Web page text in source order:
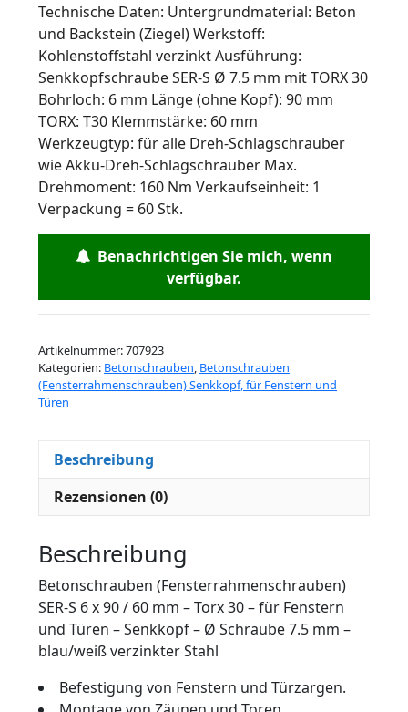
Technische Daten: Untergrundmaterial: Beton
und Backstein (Ziegel) Werkstoff:
Kohlenstoffstahl verzinkt Ausführung:
Senkkopfschraube SER-S Ø 7.5 mm mit TORX 30
Bohrloch: 6 mm Länge (ohne Kopf): 90 mm
TORX: T30 Klemmstärke: 60 mm
Werkzeugtyp: für alle Dreh-Schlagschrauber
wie Akku-Dreh-Schlagschrauber Max.
Drehmoment: 160 Nm Verkaufseinheit: 1
Verpackung = 60 Stk.
Benachrichtigen Sie mich, wenn
verfügbar.
Artikelnummer:707923
Kategorien: Betonschrauben, Betonschrauben
(Fensterrahmenschrauben) Senkkopf, für Fenstern und
Türen
Beschreibung
Rezensionen (0)
Beschreibung
Betonschrauben (Fensterrahmenschrauben)
SER-S 6 x 90 / 60 mm – Torx 30 – für Fenstern
und Türen – Senkkopf – Ø Schraube 7.5 mm –
blau/weiß verzinkter Stahl
Befestigung von Fenstern und Türzargen.